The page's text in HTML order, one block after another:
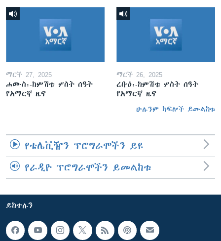
ማርች 27, 2025
ሐሙስ፡-ከምሽቱ ሦስት ሰዓት
የአማርኛ ዜና
ማርች 26, 2025
ረቡዕ፡-ከምሽቱ ሦስት ሰዓት
የአማርኛ ዜና
ሁሉንም ክፍሎች ይመልከቱ
የቴሌቪዥን ፕሮግራሞችን ይዩ
የራዲዮ ፕሮግራሞችን ይመልከቱ
ይከተሉን